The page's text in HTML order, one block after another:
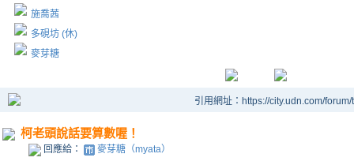
施喬茜
多硯坊 (休)
麥芽糖
引用網址：https://city.udn.com/
柯老頭說話要算數喔！
回應給： 麥芽糖（myata）